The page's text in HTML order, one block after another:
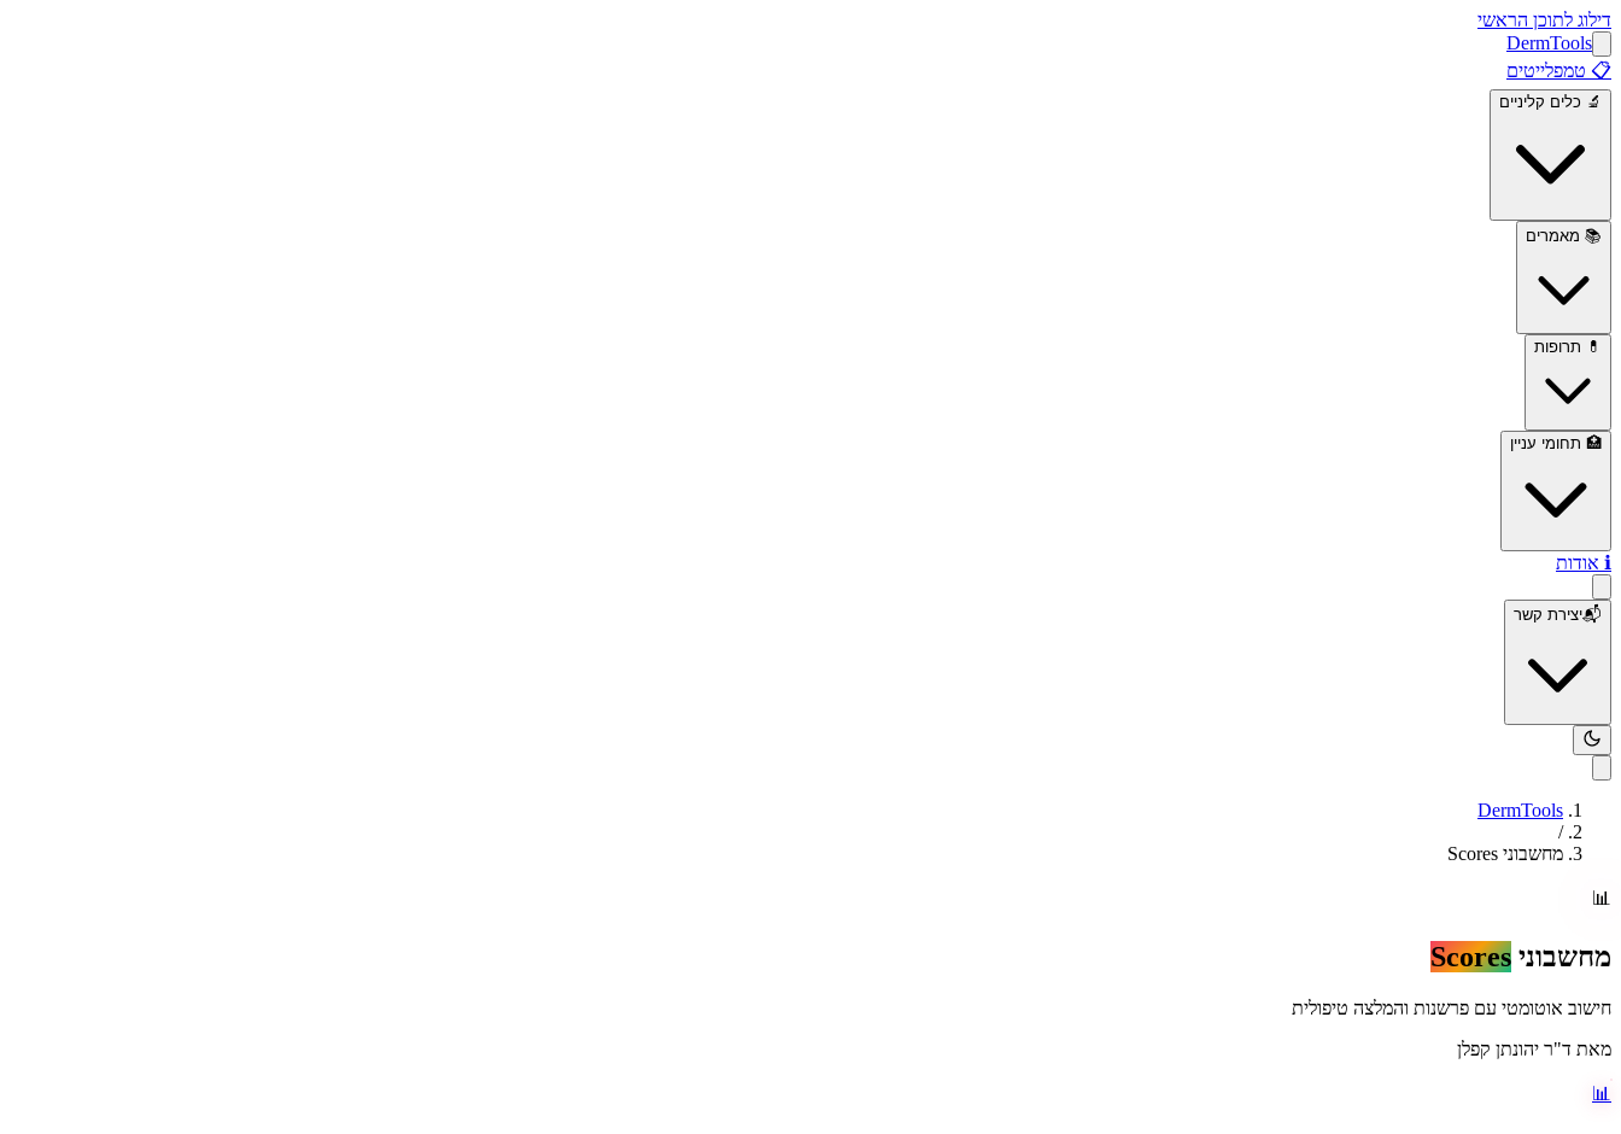
דילוג לתוכן הראשי
DermTools
📋 טמפלייטים
🔬 כלים קליניים
📚 מאמרים
💊 תרופות
🏥 תחומי עניין
ℹ️ אודות
📬יצירת קשר
DermTools
/
מחשבוני Scores
📊
מחשבוני Scores
חישוב אוטומטי עם פרשנות והמלצה טיפולית
מאת ד"ר יהונתן קפלן
📊